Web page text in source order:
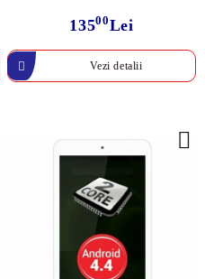
13500Lei
Vezi detalii